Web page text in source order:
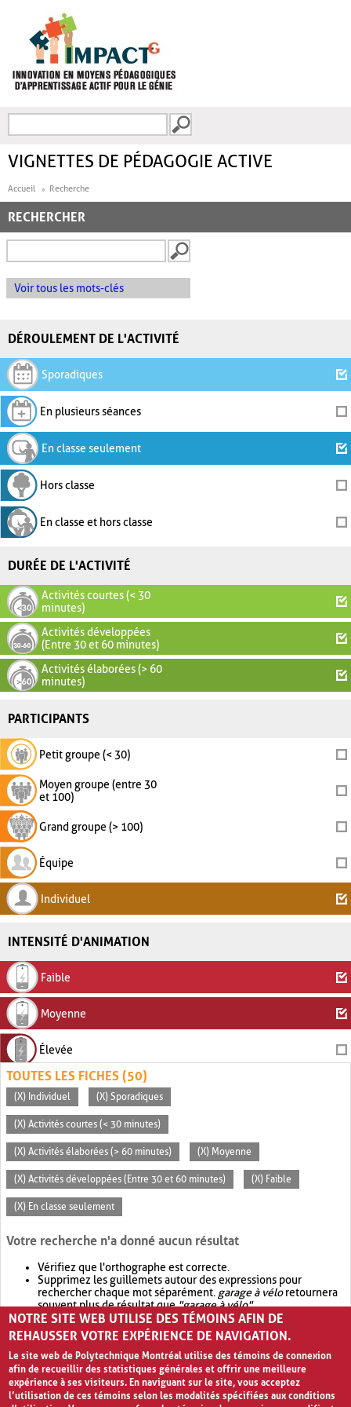
FORMULAIRE DE
VIGNETTES DE PÉDAGOGIE ACTIVE
Accueil Recherche
RECHERCHER
Voir tous les mots-clés
DÉROULEMENT DE L'ACTIVITÉ
Sporadiques
En plusieurs séances
En classe seulement
Hors classe
En classe et hors classe
DURÉE DE L'ACTIVITÉ
Activités courtes (< 30
minutes)
Activités développées
(Entre 30 et 60 minutes)
Activités élaborées (> 60
minutes)
PARTICIPANTS
Petit groupe (< 30)
Moyen groupe (entre 30
et 100)
Grand groupe (> 100)
Équipe
Individuel
INTENSITÉ D'ANIMATION
Faible
Moyenne
Élevée
TOUTES LES FICHES (50)
(X) Individuel (X) Sporadiques
(X) Activités courtes (< 30 minutes)
(X) Activités élaborées (> 60 minutes) (X) Moyenne
(X) Activités développées (Entre 30 et 60 minutes) (X) Faible
(X) En classe seulement
Votre recherche n'a donné aucun résultat
Vérifiez que l'orthographe est correcte.
Supprimez les guillemets autour des expressions pour
rechercher chaque mot séparément. garage à véloretournera
souvent plus de résultat que"garage à vélo".
Envisagez d'élargir votre recherche avec OR.garage OR vélo
retournera souvent plus de résultat quegarage à vélo
NOTRE SITE WEB UTILISE DES TÉMOINS AFIN DE
REHAUSSER VOTRE EXPÉRIENCE DE NAVIGATION.
Le site web de Polytechnique Montréal utilise des témoins de connexion
afin de recueillir des statistiques générales et offrir une meilleure
expérience à ses visiteurs. En naviguant sur le site, vous acceptez
l’utilisation de ces témoins selon les modalités spécifiées aux conditions